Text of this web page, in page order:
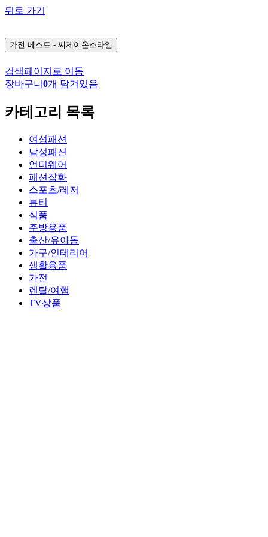
뒤로 가기
가전 베스트 - 씨제이온스타일
검색페이지로 이동
장바구니 0개 담겨있음
카테고리 목록
여성패션
남성패션
언더웨어
패션잡화
스포츠/레저
뷰티
식품
주방용품
출산/유아동
가구/인테리어
생활용품
가전
렌탈/여행
TV상품